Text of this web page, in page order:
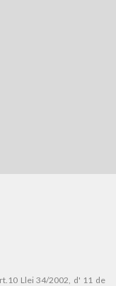
Llei 34/2002, d' 11 de